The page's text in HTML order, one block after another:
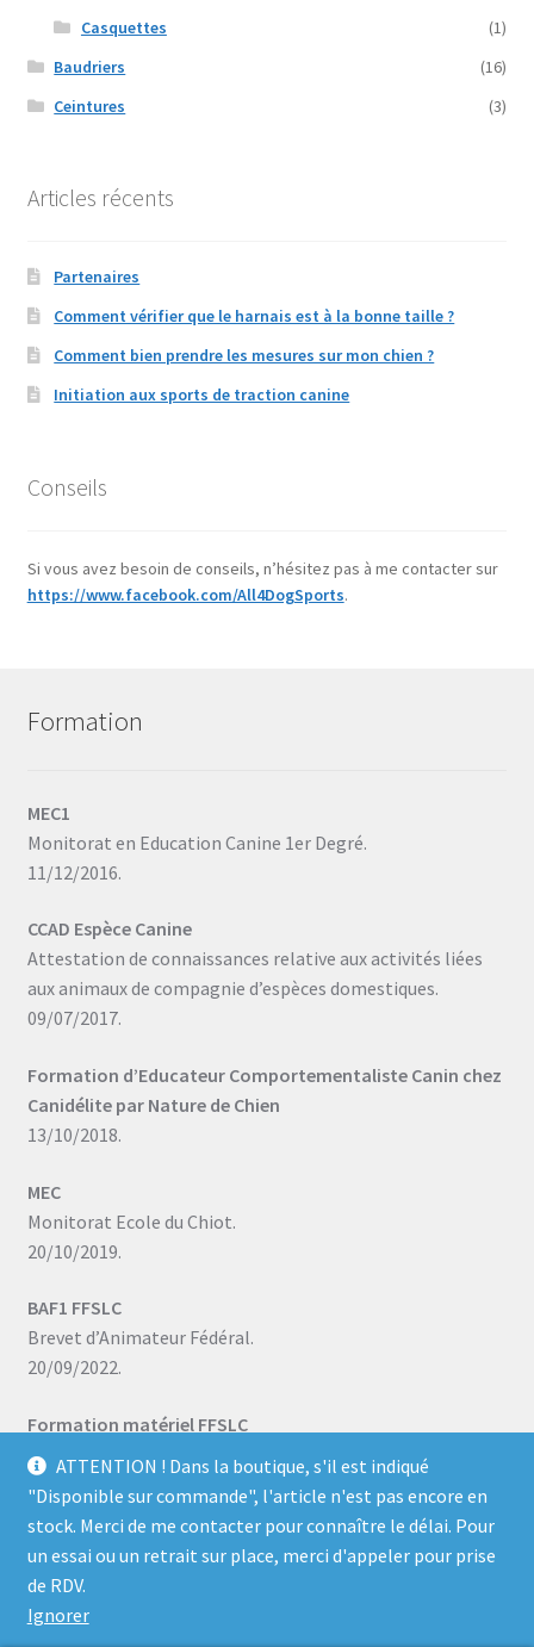
ATTENTION ! Dans la boutique, s'il est indiqué
"Disponible sur commande", l'article n'est pas encore en
stock. Merci de me contacter pour connaître le délai. Pour
un essai ou un retrait sur place, merci d'appeler pour prise
de RDV.
Ignorer
Casquettes
(1)
Baudriers
(16)
Ceintures
(3)
Articles récents
Partenaires
Comment vérifier que le harnais est à la bonne taille ?
Comment bien prendre les mesures sur mon chien ?
Initiation aux sports de traction canine
Conseils
Si vous avez besoin de conseils, n’hésitez pas à me contacter sur
https://www.facebook.com/All4DogSports.
Formation
MEC1
Monitorat en Education Canine 1er Degré.
11/12/2016.
CCAD Espèce Canine
Attestation de connaissances relative aux activités liées
aux animaux de compagnie d’espèces domestiques.
09/07/2017.
Formation d’Educateur Comportementaliste Canin chez
Canidélite par Nature de Chien
13/10/2018.
MEC
Monitorat Ecole du Chiot.
20/10/2019.
BAF1 FFSLC
Brevet d’Animateur Fédéral.
20/09/2022.
Formation matériel FFSLC
08/07/2023.
© All 4 Dog Sports -
Drefféac, France -